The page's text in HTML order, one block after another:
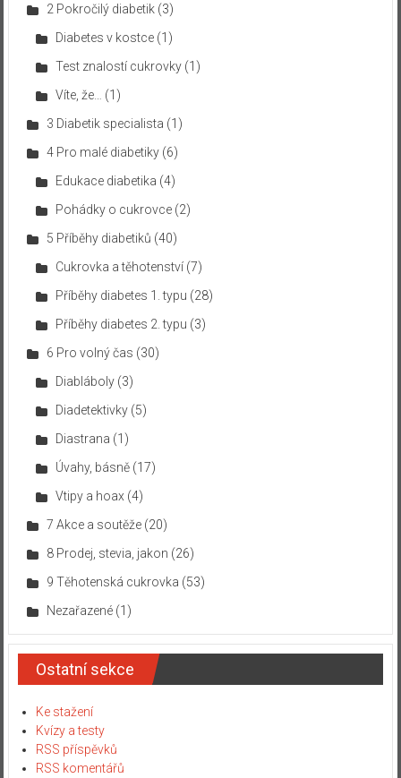
2 Pokročilý diabetik(3)
Diabetes v kostce(1)
Test znalostí cukrovky(1)
Víte, že…
(1)
3 Diabetik specialista (1)
4 Pro malé diabetiky(6)
Edukace diabetika (4)
Pohádky o cukrovce(2)
5 Příběhy diabetiků (40)
Cukrovka a těhotenství(7)
Příběhy diabetes 1. typu (28)
Příběhy diabetes 2. typu (3)
6 Pro volný čas (30)
Diabláboly(3)
Diadetektivky(5)
Diastrana (1)
Úvahy, básně(17)
Vtipy a hoax (4)
7 Akce a soutěže(20)
8 Prodej, stevia, jakon (26)
9 Těhotenská cukrovka (53)
Nezařazené(1)
Ostatní sekce
Ke stažení
Kvízy a testy
RSS příspěvků
RSS komentářů